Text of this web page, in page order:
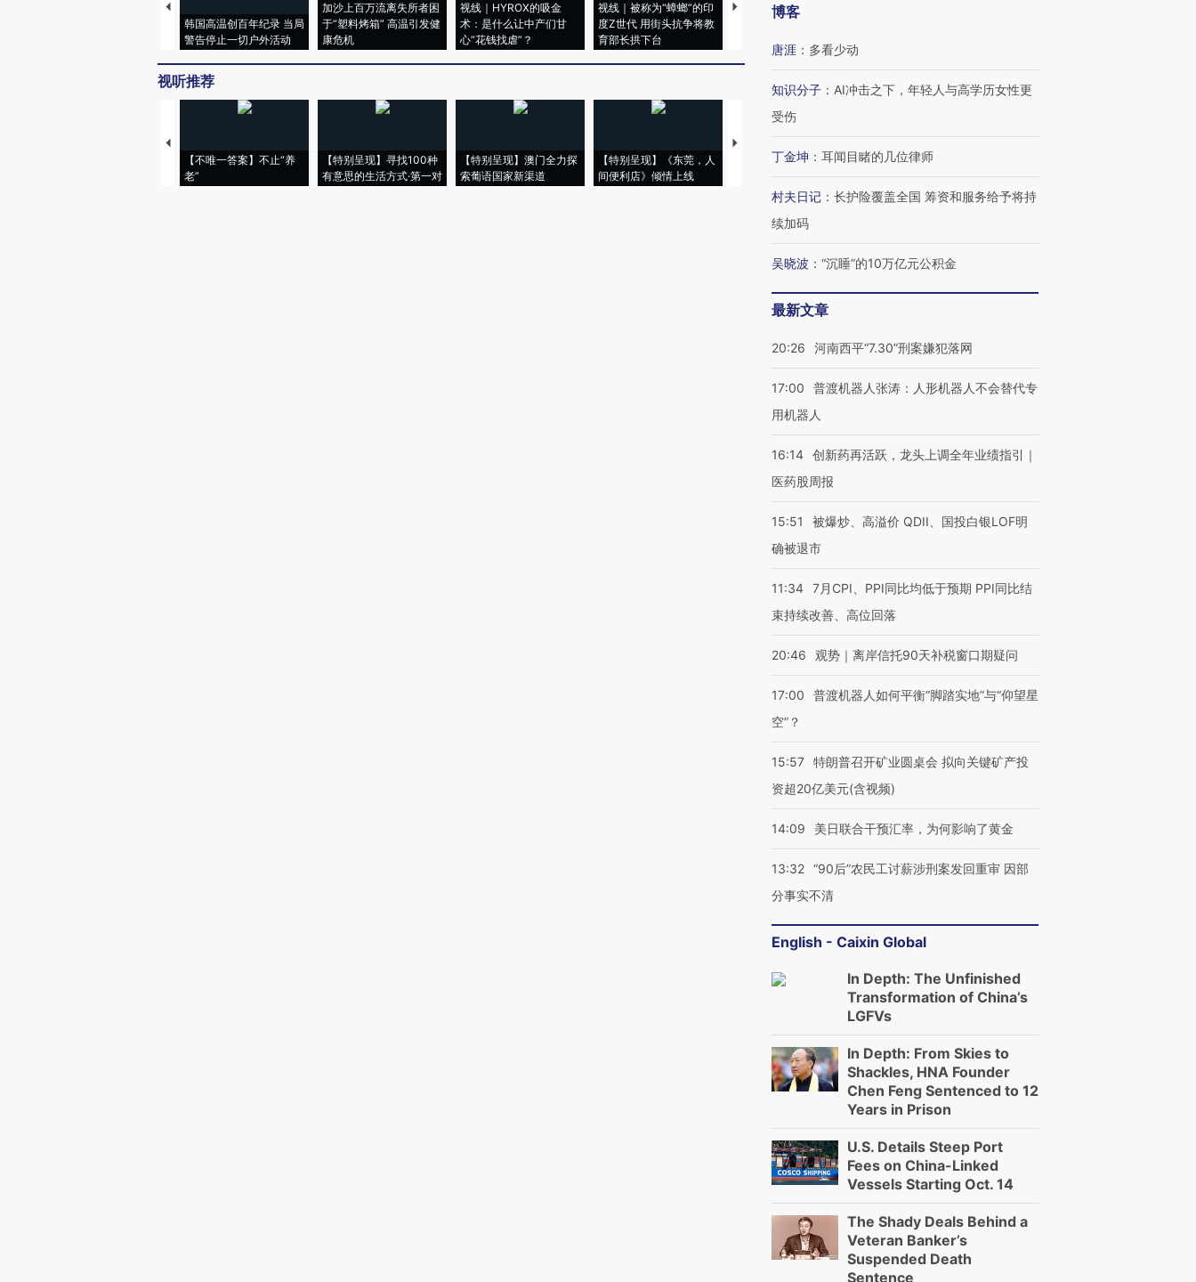
韩国高温创百年纪录 当局
警告停止一切户外活动
加沙上百万流离失所者困
于“塑料烤箱” 高温引发健
康危机
视线｜HYROX的吸金
术：是什么让中产们甘
心“花钱找虐”？
视线｜被称为“蟑螂”的印
度Z世代 用街头抗争将教
育部长拱下台
视线｜“入侵”还是“人道危
视听推荐
【不唯一答案】不止“养
老”
【特别呈现】寻找100种
有意思的生活方式·第一对
【特别呈现】澳门全力探
索葡语国家新渠道
【特别呈现】《东莞，人
间便利店》倾情上线
【推广】走进第四届链博
会，让数智科技“链”接产
【特别呈现】寻找100种
有意思的生活方式·第三对
住三大增长引擎是什么？
博客
唐涯 ： 多看少动
知识分子 ： AI冲击之下，年轻人与高学历女性更
受伤
丁金坤 ： 耳闻目睹的几位律师
村夫日记 ： 长护险覆盖全国 筹资和服务给予将持
续加码
吴晓波 ： “沉睡”的10万亿元公积金
最新文章
20:26 河南西平“7.30”刑案嫌犯落网
17:00
普渡机器人张涛：人形机器人不会替代专
用机器人
16:14 创新药再活跃，龙头上调全年业绩指引｜
医药股周报
15:51
被爆炒、高溢价 QDII、国投白银LOF明
确被退市
11:34 7月CPI、PPI同比均低于预期 PPI同比结
束持续改善、高位回落
20:46 观势｜离岸信托90天补税窗口期疑问
17:00
普渡机器人如何平衡“脚踏实地”与“仰望星
空”？
15:57 特朗普召开矿业圆桌会 拟向关键矿产投
资超20亿美元(含视频)
14:09 美日联合干预汇率，为何影响了黄金
13:32 “90后”农民工讨薪涉刑案发回重审 因部
分事实不清
English - Caixin Global
In Depth: The Unfinished
Transformation of China’s
LGFVs
In Depth: From Skies to
Shackles, HNA Founder
Chen Feng Sentenced to 12
Years in Prison
U.S. Details Steep Port
Fees on China-Linked
Vessels Starting Oct. 14
The Shady Deals Behind a
Veteran Banker’s
Suspended Death
Sentence